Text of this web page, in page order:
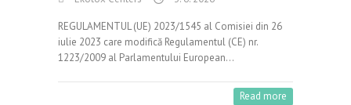
REGULAMENTUL (UE) 2023/1545 al Comisiei din 26
iulie 2023 care modifică Regulamentul (CE) nr.
1223/2009 al Parlamentului European…
Read more